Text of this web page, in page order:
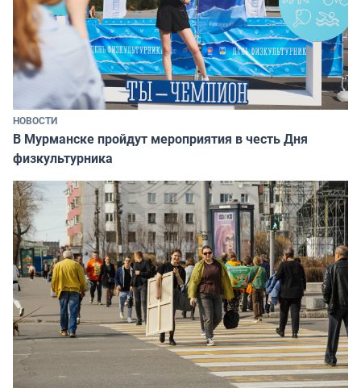
НОВОСТИ
В Мурманске пройдут мероприятия в честь Дня
физкультурника